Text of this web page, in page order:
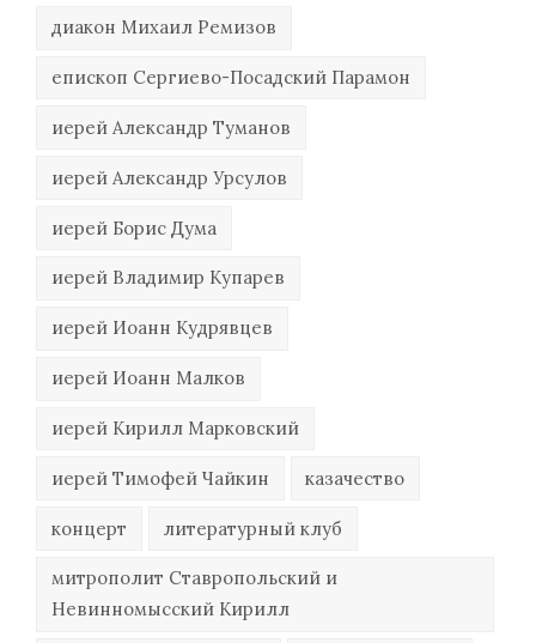
диакон Михаил Ремизов
епископ Сергиево-Посадский Парамон
иерей Александр Туманов
иерей Александр Урсулов
иерей Борис Дума
иерей Владимир Купарев
иерей Иоанн Кудрявцев
иерей Иоанн Малков
иерей Кирилл Марковский
иерей Тимофей Чайкин казачество
концерт литературный клуб
митрополит Ставропольский и
Невинномысский Кирилл